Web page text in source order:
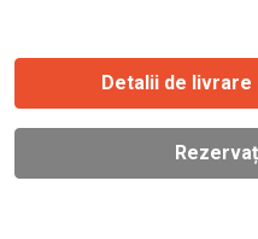
Detalii de livrare